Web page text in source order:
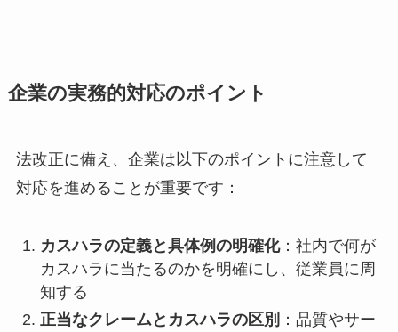
企業の実務的対応のポイント
法改正に備え、企業は以下のポイントに注意して
対応を進めることが重要です：
カスハラの定義と具体例の明確化：社内で何が
カスハラに当たるのかを明確にし、従業員に周
知する
正当なクレームとカスハラの区別 ：品質やサー